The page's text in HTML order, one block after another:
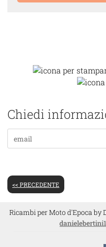
Chiedi
<< PRECEDENTE
Ricambi per Moto d'Epoca by